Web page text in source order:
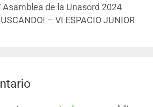
Asamblea de la Unasord 2024
– VI ESPACIO JUNIOR